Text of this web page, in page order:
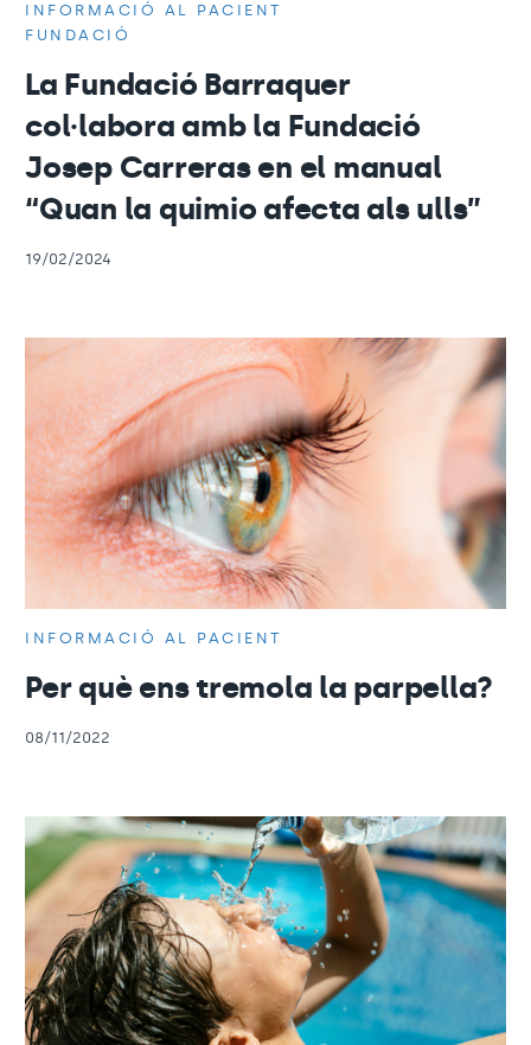
INFORMACIÓ AL PACIENT
FUNDACIÓ
La Fundació Barraquer
col·labora amb la Fundació
Josep Carreras en el manual
“Quan la quimio afecta als ulls”
19/02/2024
INFORMACIÓ AL PACIENT
Per què ens tremola la parpella?
08/11/2022